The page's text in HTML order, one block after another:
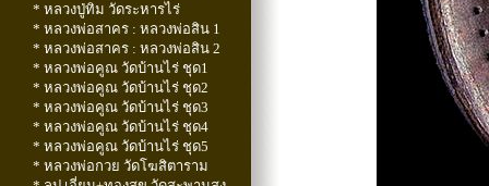
* หลวงปู่ทิม วัดระหารไร่
* หลวงพ่อสาคร : หลวงพ่อสิน 1
* หลวงพ่อสาคร : หลวงพ่อสิน 2
* หลวงพ่อคูณ วัดบ้านไร่ ชุด1
* หลวงพ่อคูณ วัดบ้านไร่ ชุด2
* หลวงพ่อคูณ วัดบ้านไร่ ชุด3
* หลวงพ่อคูณ วัดบ้านไร่ ชุด4
* หลวงพ่อคูณ วัดบ้านไร่ ชุด5
* หลวงพ่อกวย วัดโฆสิตาราม